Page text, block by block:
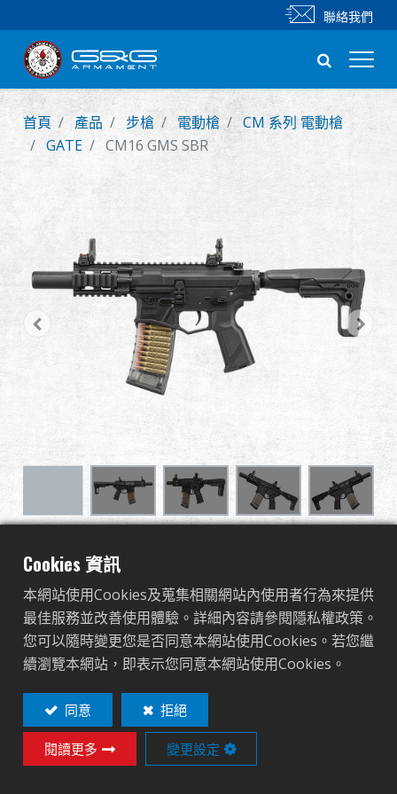
新產品
零件 & 配件
BB 彈
品牌優勢
關於怪怪
活動與報導
支援服務
登入
繁體中文
Français
聯絡我們
首頁 產品 步槍 電動槍
CM 系列 電動槍
GATE
CM16 GMS SBR
CM16 GMS SBR
EGC-16P-GMS-SBR-NCM
EGC-16P-GMS-SBR-NCM
-True Quick Change Spring
-Ambidextrous Magazine Release and Functional
Bolt Catch
-G&G Polymer Receiver and Picatinny Hanguard
-Upgradable Ver 2 MIG Gearbox
Cookies 資訊
本網站使用Cookies及蒐集相關網站內使用者行為來提供
最佳服務並改善使用體驗。詳細內容請參閱隱私權政策。
您可以隨時變更您是否同意本網站使用Cookies。若您繼
續瀏覽本網站，即表示您同意本網站使用Cookies。
同意
拒絕
閱讀更多
變更設定